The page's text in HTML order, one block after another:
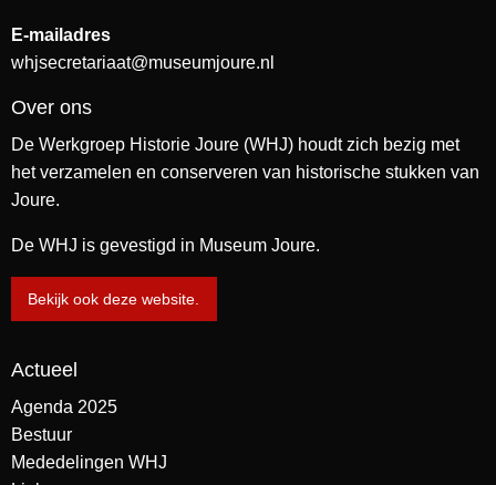
E-mailadres
whjsecretariaat@museumjoure.nl
Over ons
De Werkgroep Historie Joure (WHJ) houdt zich bezig met
het verzamelen en conserveren van historische stukken van
Joure.
De WHJ is gevestigd in Museum Joure.
Bekijk ook deze website.
Actueel
Agenda 2025
Bestuur
Mededelingen WHJ